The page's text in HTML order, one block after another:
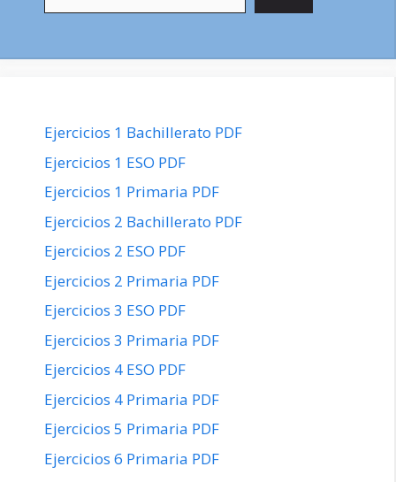
Ejercicios 1 Bachillerato PDF
Ejercicios 1 ESO PDF
Ejercicios 1 Primaria PDF
Ejercicios 2 Bachillerato PDF
Ejercicios 2 ESO PDF
Ejercicios 2 Primaria PDF
Ejercicios 3 ESO PDF
Ejercicios 3 Primaria PDF
Ejercicios 4 ESO PDF
Ejercicios 4 Primaria PDF
Ejercicios 5 Primaria PDF
Ejercicios 6 Primaria PDF